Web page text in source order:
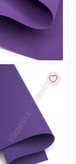
805-237
Оптовая
+